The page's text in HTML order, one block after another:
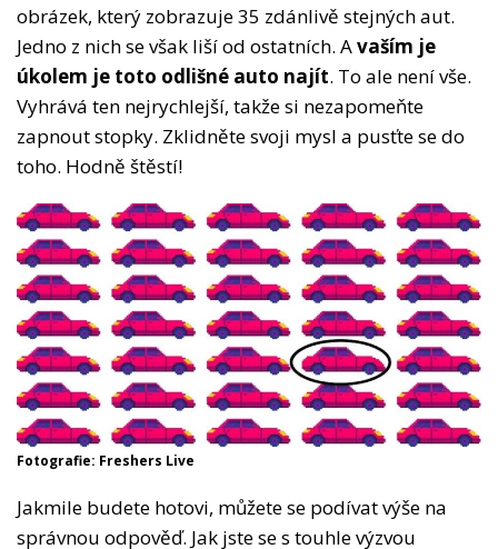
obrázek, který zobrazuje 35 zdánlivě stejných aut.
Jedno z nich se však liší od ostatních. Avaším je
úkolem je toto odlišné auto najít. To ale není vše.
Vyhrává ten nejrychlejší, takže si nezapomeňte
zapnout stopky. Zklidněte svoji mysl a pusťte se do
toho. Hodně štěstí!
Fotografie: Freshers Live
Jakmile budete hotovi, můžete se podívat výše na
správnou odpověď. Jak jste se s touhle výzvou